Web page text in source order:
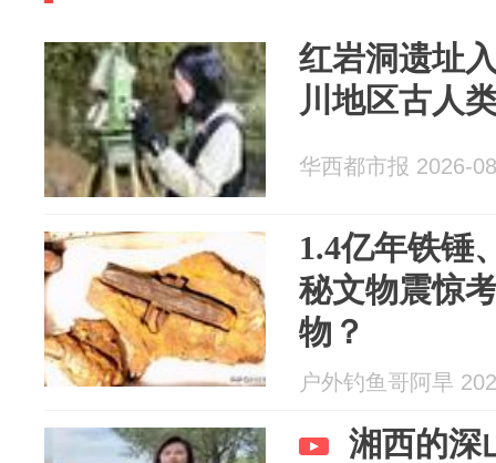
红岩洞遗址
川地区古人
华西都市报 2026-
1.4亿年铁锤
秘文物震惊
物？
户外钓鱼哥阿旱
湘西的深